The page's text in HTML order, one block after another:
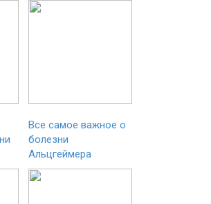
Все самое важное о
болезни
Альцгеймера